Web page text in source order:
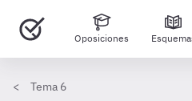
Oposiciones
Tema 6